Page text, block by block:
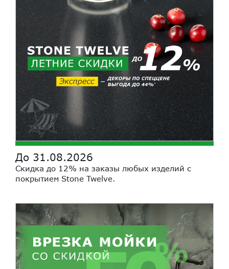
До 31.08.2026
Скидка до 12% на заказы любых изделий с
покрытием Stone Twelve.